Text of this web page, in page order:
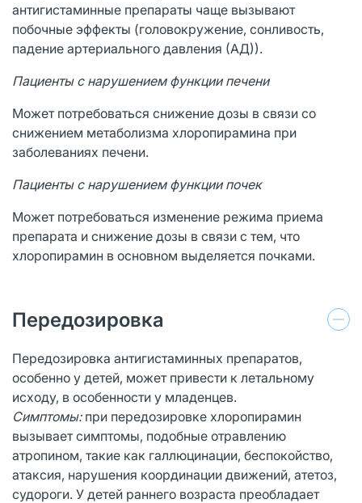
антигистаминные препараты чаще вызывают
побочные эффекты (головокружение, сонливость,
падение артериального давления (АД)).
Пациенты с нарушением функции печени
Может потребоваться снижение дозы в связи со
снижением метаболизма хлоропирамина при
заболеваниях печени.
Пациенты с нарушением функции почек
Может потребоваться изменение режима приема
препарата и снижение дозы в связи с тем, что
хлоропирамин в основном выделяется почками.
Передозировка
Передозировка антигистаминных препаратов,
особенно у детей, может привести к летальному
исходу, в особенности у младенцев.
Симптомы:при передозировке хлоропирамин
вызывает симптомы, подобные отравлению
атропином, такие как галлюцинации, беспокойство,
атаксия, нарушения координации движений, атетоз,
судороги. У детей раннего возраста преобладает